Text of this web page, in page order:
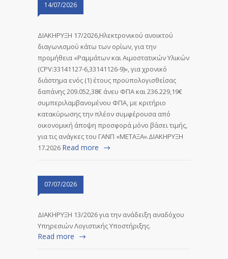
14/07/2026
ΔΙΑΚΗΡΥΞΗ 17/2026,Ηλεκτρονικού ανοικτού
διαγωνισμού κάτω των ορίων, για την
προμήθεια «Ραμμάτων και Αιμοστατικών Υλικών
(CPV:33141127-6,33141126-9)», για χρονικό
διάστημα ενός (1) έτους προϋπολογισθείσας
δαπάνης 209.052,38€ άνευ ΦΠΑ και 236.229,19€
συμπεριλαμβανομένου ΦΠΑ, με κριτήριο
κατακύρωσης την πλέον συμφέρουσα από
οικονομική άποψη προσφορά μόνο βάσει τιμής,
για τις ανάγκες του ΓΑΝΠ «ΜΕΤΑΞΑ».ΔΙΑΚΗΡΥΞΗ
17.2026 Read more
07/07/2026
ΔΙΑΚΗΡΥΞΗ 13/2026 για την ανάδειξη αναδόχου
Υπηρεσιών Λογιστικής Υποστήριξης.
Read more